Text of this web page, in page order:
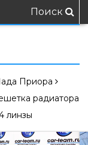
Поиск
Приора
радиатора
линзы